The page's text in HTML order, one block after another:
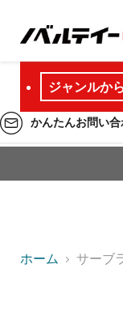
ジャンルか
かんたんお問い
ホーム サーブ